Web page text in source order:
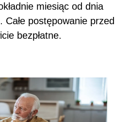
miesiąc od dnia
postępowanie przed
bezpłatne.